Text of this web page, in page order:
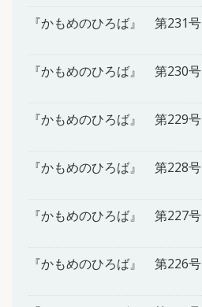
『かもめのひろば』 第231号
『かもめのひろば』 第230号
『かもめのひろば』 第229号
『かもめのひろば』 第228号
『かもめのひろば』 第227号
『かもめのひろば』 第226号